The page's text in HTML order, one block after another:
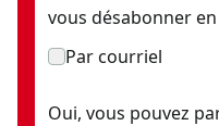
vous désabonner
Par courriel
Oui, vous pouvez